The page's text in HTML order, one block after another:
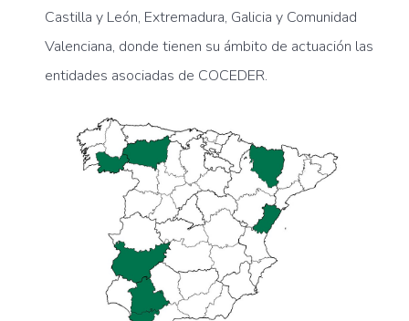
Castilla y León, Extremadura, Galicia y Comunidad
Valenciana, donde tienen su ámbito de actuación las
entidades asociadas de COCEDER.